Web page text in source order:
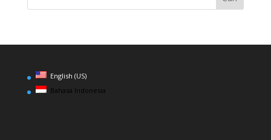
English (US)
Bahasa Indonesia